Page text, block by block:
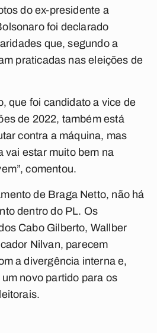
do ex-presidente a
foi declarado
que, segundo a
praticadas nas eleições de
que foi candidato a vice de
de 2022, também está
contra a máquina, mas
vai estar muito bem na
comentou.
de Braga Netto, não há
dentro do PL. Os
Cabo Gilberto, Wallber
Nilvan, parecem
a divergência interna e,
novo partido para os